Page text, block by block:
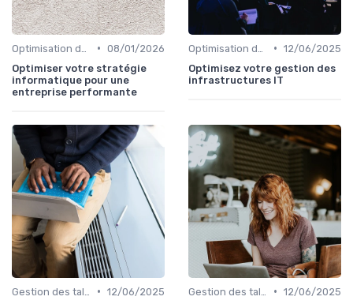
• 08/01/2026
Optimiser votre stratégie
informatique pour une
entreprise performante
• 12/06/2025
Optimisez votre gestion des
infrastructures IT
• 12/06/2025
• 12/06/2025